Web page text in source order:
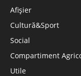
Afișier
Cultură&Sport
Social
Compartiment
Utile